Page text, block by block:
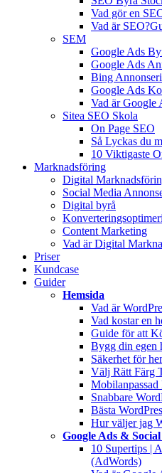
Vad gör en
Vad är SEO?
SEM
Google Ads
Google Ads
Bing
Google Ads
Vad är Google
Sitea SEO Skola
On Page SEO
Så Lyckas du
10 Viktigaste
Marknadsföring
Digital
Social Media
Digital byrå
Content Marketing
Vad är Digital
Priser
Kundcase
Guider
Hemsida
Vad är
Vad kostar en
Guide för att
Bygg din egen
Säkerhet för
Välj Rätt Färg
Snabbare
Bästa
Hur väljer jag
Google Ads &
10 Supertips |
(AdWords)